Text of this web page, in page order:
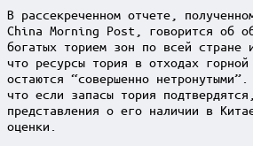
В рассекреченном отчете,
China Morning Post, говорится об
богатых торием зон по всей стране
что ресурсы тория в отходах горной
остаются “совершенно нетронутыми”.
что если запасы тория
представления о его наличии в
оценки.